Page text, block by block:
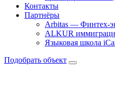
Контакты
Партнёры
Arbitas — Финтех-
ALKUR
Языковая школа
Подобрать объект